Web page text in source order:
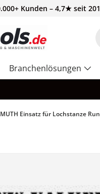
Kunden – 4,7★ seit
Branchenlösungen